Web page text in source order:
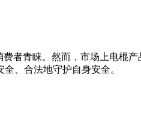
者青睐。然而，市场上电棍产
、合法地守护自身安全。